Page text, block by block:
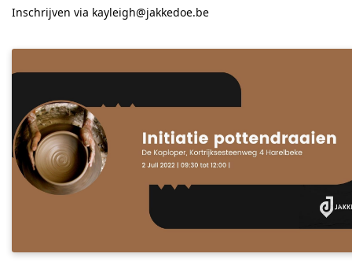
Inschrijven via kayleigh@jakkedoe.be